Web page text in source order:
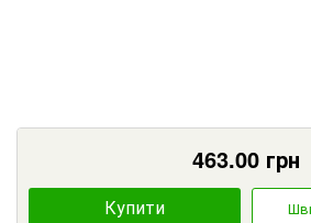
463.00 грн
Купити